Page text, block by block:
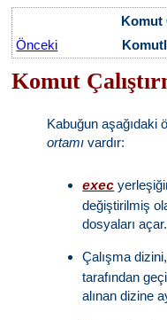
Komut
Önceki
Komut
Kabuğun aşağıdaki
ortamı vardır:
exec
değiştirilmiş
dosyaları açar.
Çalışma
tarafından
alınan dizine